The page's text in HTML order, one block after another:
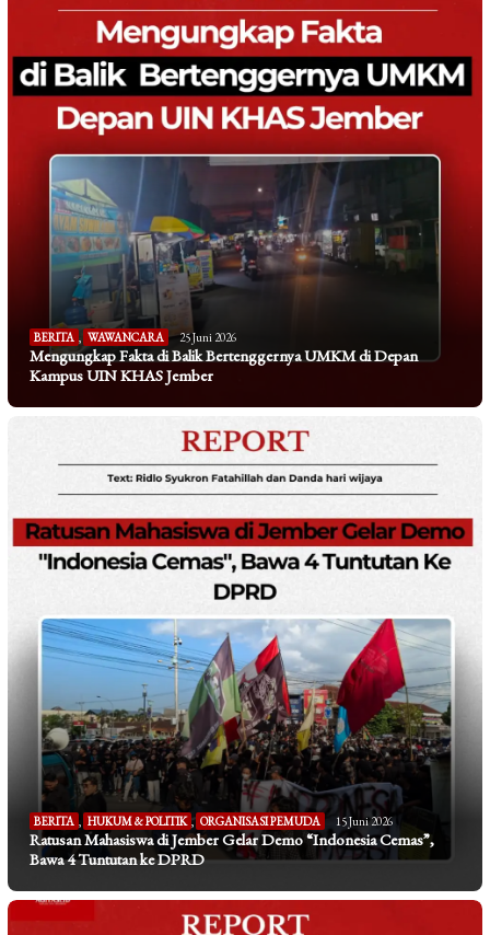
BERITA WAWANCARA 25 Juni 2026
Mengungkap Fakta di Balik Bertenggernya UMKM di Depan
Kampus UIN KHAS Jember
BERITA HUKUM & POLITIK , ORGANISASI PEMUDA 15 Juni 2026
Ratusan Mahasiswa di Jember Gelar Demo “Indonesia Cemas”,
Bawa 4 Tuntutan ke DPRD